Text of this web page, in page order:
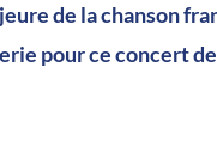
de la chanson
pour ce concert